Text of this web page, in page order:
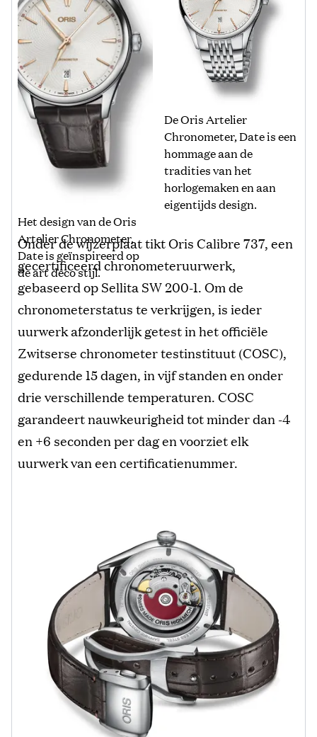
Het design van de Oris
Artelier Chronometer,
Date is geïnspireerd op
de art deco stijl.
De Oris Artelier
Chronometer, Date is een
hommage aan de
tradities van het
horlogemaken en aan
eigentijds design.
Onder de wijzerplaat tikt Oris Calibre 737, een
gecertificeerd chronometeruurwerk,
gebaseerd op Sellita SW 200-1. Om de
chronometerstatus te verkrijgen, is ieder
uurwerk afzonderlijk getest in het officiële
Zwitserse chronometer testinstituut (COSC),
gedurende 15 dagen, in vijf standen en onder
drie verschillende temperaturen. COSC
garandeert nauwkeurigheid tot minder dan -4
en +6 seconden per dag en voorziet elk
uurwerk van een certificatienummer.